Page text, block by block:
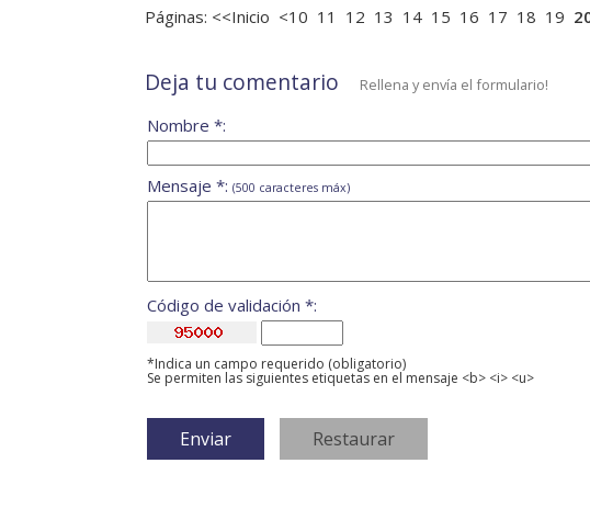
Páginas: <<Inicio <10 11 12 13 14 15 16 17 18 19
Deja tu comentario Rellena y envía el formulario!
Nombre *:
Mensaje *: (500 caracteres máx)
Código de validación *:
*Indica un campo requerido (obligatorio)
Se permiten las siguientes etiquetas en el mensaje <b> <i> <u>